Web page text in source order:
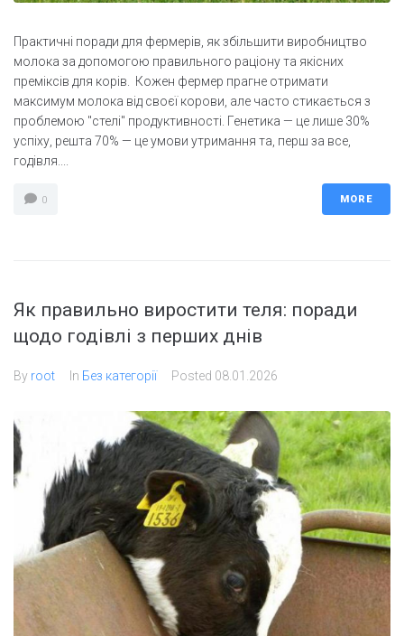
Практичні поради для фермерів, як збільшити виробництво
молока за допомогою правильного раціону та якісних
преміксів для корів. Кожен фермер прагне отримати
максимум молока від своєї корови, але часто стикається з
проблемою "стелі" продуктивності. Генетика — це лише 30%
успіху, решта 70% — це умови утримання та, перш за все,
годівля....
0 MORE
Як правильно виростити теля: поради
щодо годівлі з перших днів
By root In Без категорії Posted 08.01.2026